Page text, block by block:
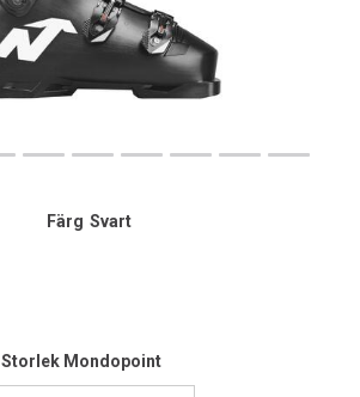
Färg Svart
Storlek Mondopoint